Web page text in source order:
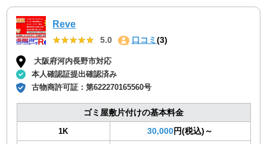
Reve
★★★★★
★★★★★ 5.0 口コミ (3)
大阪府河内長野市対応
本人確認証提出確認済み
古物商許可証：第622270165560号
ゴミ屋敷片付けの基本料金
1K 30,000円(税込)～